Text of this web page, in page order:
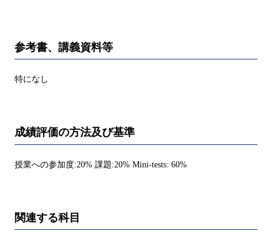
参考書、講義資料等
特になし
成績評価の方法及び基準
授業への参加度:20% 課題:20% Mini-tests: 60%
関連する科目